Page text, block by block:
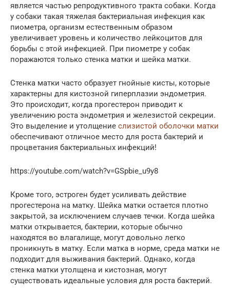
является частью репродуктивного тракта собаки. Когда
у собаки такая тяжелая бактериальная инфекция как
пиометра, организм естественным образом
увеличивает уровень и количество лейкоцитов для
борьбы с этой инфекцией. При пиометре у собак
поражаются только стенка матки и шейка матки.
Стенка матки часто образует гнойные кисты, которые
характерны для кистозной гиперплазии эндометрия.
Это происходит, когда прогестерон приводит к
увеличению роста эндометрия и железистой секреции.
Это выделение и утолщение слизистой оболочки матки
обеспечивают отличное место для роста бактерий и
процветания бактериальных инфекций!
https://youtube.com/watch?v=GSpbie_u9y8
Кроме того, эстроген будет усиливать действие
прогестерона на матку. Шейка матки остается плотно
закрытой, за исключением случаев течки. Когда шейка
матки открывается, бактерии, которые обычно
находятся во влагалище, могут довольно легко
проникнуть в матку. Если матка в норме, среда матки не
подходит для выживания бактерий. Однако, когда
стенка матки утолщена и кистозная, могут
существовать идеальные условия для роста бактерий.